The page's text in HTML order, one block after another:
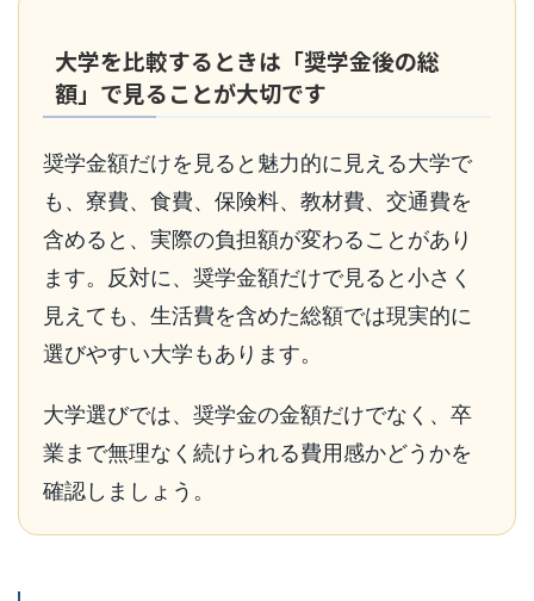
大学を比較するときは「奨学金後の総
額」で見ることが大切です
奨学金額だけを見ると魅力的に見える大学で
も、寮費、食費、保険料、教材費、交通費を
含めると、実際の負担額が変わることがあり
ます。反対に、奨学金額だけで見ると小さく
見えても、生活費を含めた総額では現実的に
選びやすい大学もあります。
大学選びでは、奨学金の金額だけでなく、卒
業まで無理なく続けられる費用感かどうかを
確認しましょう。